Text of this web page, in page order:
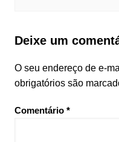
Deixe um
O seu endereço de e-
obrigatórios são
Comentário *